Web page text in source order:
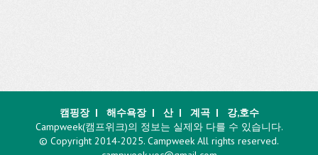
캠핑장| 해수욕장| 산| 계곡|
강,호수
Campweek(캠프위크)의 정보는 실제와 다를 수 있습니다.
© Copyright 2014-2025. Campweek All rights reserved.